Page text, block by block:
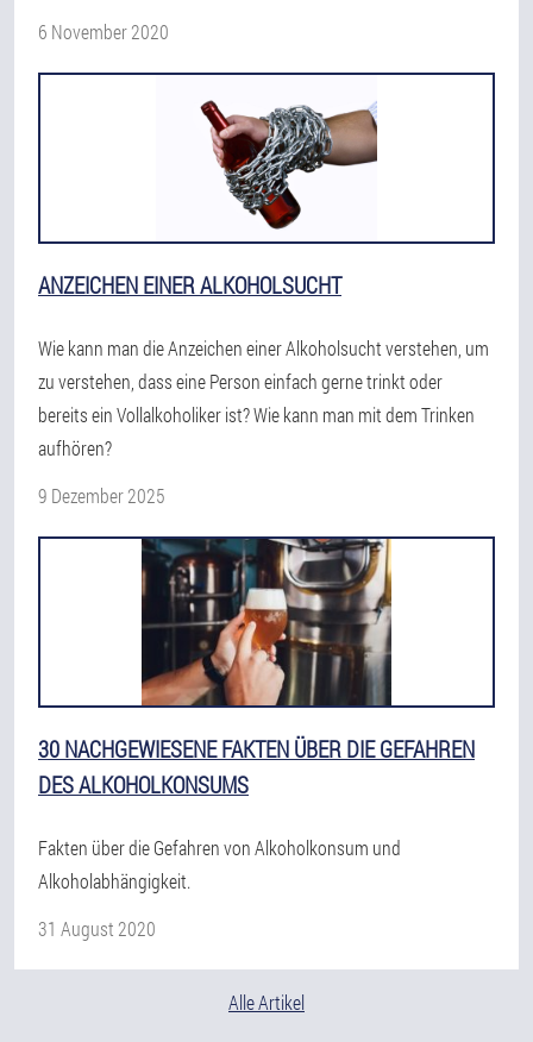
6 November 2020
ANZEICHEN EINER ALKOHOLSUCHT
Wie kann man die Anzeichen einer Alkoholsucht verstehen, um
zu verstehen, dass eine Person einfach gerne trinkt oder
bereits ein Vollalkoholiker ist? Wie kann man mit dem Trinken
aufhören?
9 Dezember 2025
30 NACHGEWIESENE FAKTEN ÜBER DIE GEFAHREN
DES ALKOHOLKONSUMS
Fakten über die Gefahren von Alkoholkonsum und
Alkoholabhängigkeit.
31 August 2020
Alle Artikel